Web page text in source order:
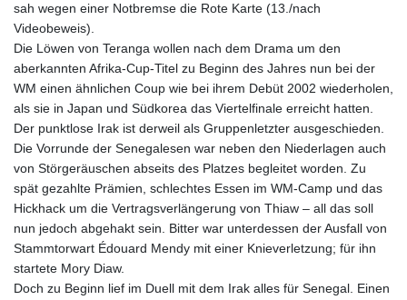
sah wegen einer Notbremse die Rote Karte (13./nach
Videobeweis).
Die Löwen von Teranga wollen nach dem Drama um den
aberkannten Afrika-Cup-Titel zu Beginn des Jahres nun bei der
WM einen ähnlichen Coup wie bei ihrem Debüt 2002 wiederholen,
als sie in Japan und Südkorea das Viertelfinale erreicht hatten.
Der punktlose Irak ist derweil als Gruppenletzter ausgeschieden.
Die Vorrunde der Senegalesen war neben den Niederlagen auch
von Störgeräuschen abseits des Platzes begleitet worden. Zu
spät gezahlte Prämien, schlechtes Essen im WM-Camp und das
Hickhack um die Vertragsverlängerung von Thiaw – all das soll
nun jedoch abgehakt sein. Bitter war unterdessen der Ausfall von
Stammtorwart Édouard Mendy mit einer Knieverletzung; für ihn
startete Mory Diaw.
Doch zu Beginn lief im Duell mit dem Irak alles für Senegal. Einen